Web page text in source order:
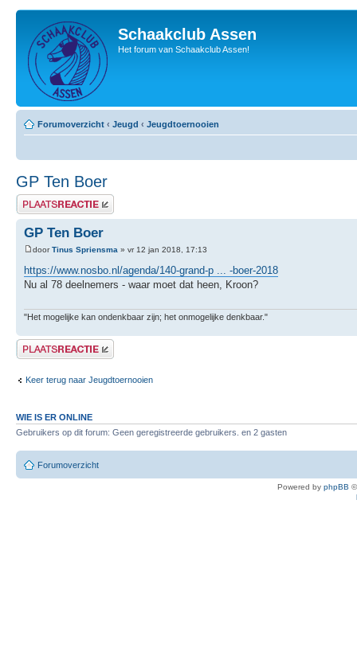
Schaakclub Assen
Het forum van Schaakclub Assen!
Forumoverzicht ‹ Jeugd ‹ Jeugdtoernooien
GP Ten Boer
Plaats een reactie
GP Ten Boer
doorTinus Spriensma » vr 12 jan 2018, 17:13
https://www.nosbo.nl/agenda/140-grand-p ... -boer-2018
Nu al 78 deelnemers - waar moet dat heen, Kroon?
"Het mogelijke kan ondenkbaar zijn; het onmogelijke denkbaar."
Plaats een reactie
Keer terug naar Jeugdtoernooien
WIE IS ER ONLINE
Gebruikers op dit forum: Geen geregistreerde gebruikers. en 2 gasten
Forumoverzicht
Powered by phpBB